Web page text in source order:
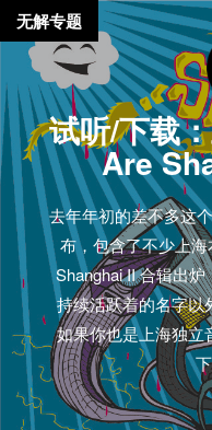
试听/下载
Are
去年年初的差不多这
布，包含了不少上
Shanghai II 合辑出
持续活跃着的名字以
如果你也是上海独立
无解专题